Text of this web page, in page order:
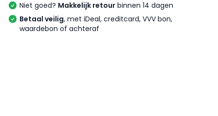
Niet goed? Makkelijk retour binnen 14 dagen
Betaal veilig, met iDeal, creditcard, VVV bon,
waardebon of achteraf